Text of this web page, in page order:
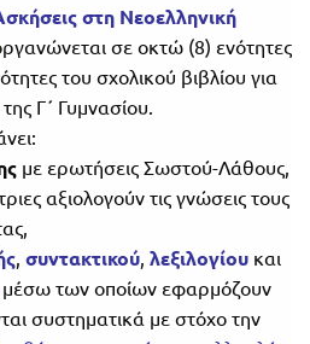
στη Νεοελληνική
σε οκτώ (8) ενότητες
του σχολικού βιβλίου για
Γ΄ Γυμνασίου.
με ερωτήσεις Σωστού-Λάθους,
αξιολογούν τις γνώσεις τους
, συντακτικού, λεξιλογίου και
μέσω των οποίων εφαρμόζουν
συστηματικά με στόχο την